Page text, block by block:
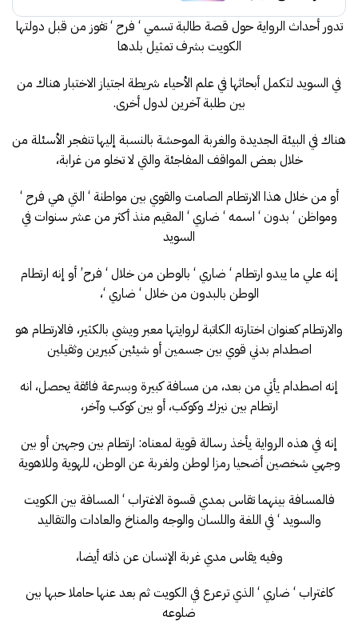
تدور أحداث الرواية حول قصة طالبة تسمي ‘ فرح ‘ تفوز من قبل دولتها
الكويت بشرف تمثيل بلدها
في السويد لتكمل أبحاثها في علم الأحياء شريطة اجتياز الاختبار هناك من
بين طلبة آخرين لدول أخرى.
هناك في البيئة الجديدة والغربة الموحشة بالنسبة إليها تنفجر الأسئلة من
خلال بعض المواقف المفاجئة والتي لا تخلو من غرابة،
أو من خلال هذا الارتطام الصامت والقوي بين مواطنة ‘ التي هي فرح ‘
ومواظن ‘ بدون ‘ اسمه ‘ ضاري ‘ المقيم منذ أكثر من عشر سنوات في
السويد
إنه علي ما يبدو ارتطام ‘ ضاري ‘ بالوطن من خلال ‘ فرح’ أو إنه ارتطام
الوطن بالبدون من خلال ‘ ضاري ‘،
والارتطام كعنوان اختارته الكاتبة لروايتها معبر ويشي بالكثير، فالارتطام هو
اصطدام بدني قوي بين جسمين أو شيئين كبيرين وثقيلين
إنه اصطدام يأتي من بعد، من مسافة كبيرة وبسرعة فائقة يحصل، انه
ارتطام بين نيزك وكوكب، أو بين كوكب وآخر،
إنه في هذه الرواية يأخذ رسالة قوية لمعناه: ارتطام بين وجهين أو بين
وجهي شخصين أضحيا رمزا لوطن ولغربة عن الوطن، للهوية وللاهوية
فالمسافة بينهما تقاس بمدي قسوة الاغتراب ‘ المسافة بين الكويت
والسويد ‘ في اللغة واللسان والوجه والمناخ والعادات والتقاليد
وفيه يقاس مدي غربة الإنسان عن ذاته أيضا،
كاغتراب ‘ ضاري ‘ الذي ترعرع في الكويت ثم بعد عنها حاملا حبها بين
ضلوعه